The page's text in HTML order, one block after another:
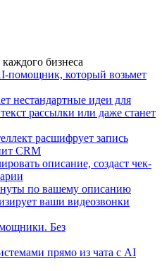
бизнеса
который возьмет
нестандартные идеи для
рассылки или даже станет
расшифрует запись
CRM
описание, создаст чек-
по вашему описанию
ваши видеозвонки
Без
прямо из чата с AI